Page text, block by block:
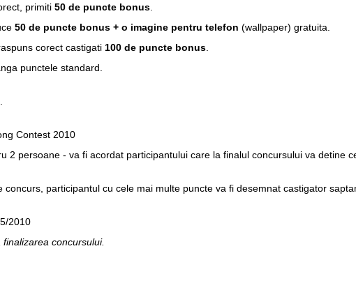
primiti 50 de puncte bonus
50 de puncte bonus + o imagine pentru telefon (wallpaper) gratuita.
corect castigati 100 de puncte bonus
punctele standard.
Contest 2010
2 persoane - va fi acordat participantului care la finalul concursului va detine
participantul cu cele mai multe puncte va fi desemnat castigator
2010
concursului.